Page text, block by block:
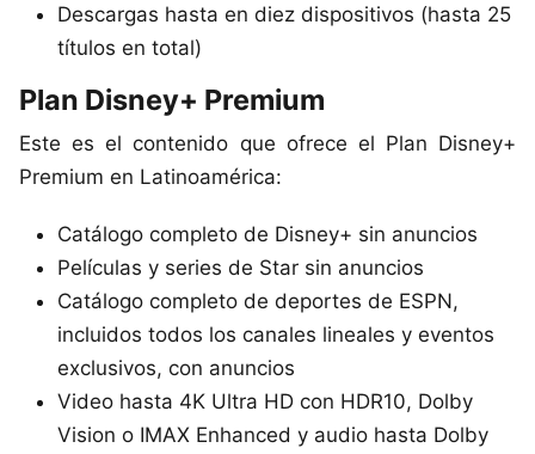
experiencia del usuario. Al continuar usando
nuestro sitio web, usted acepta el uso de todas
las cookies de acuerdo con nuestra Política de
Cookies. Leer más
Descargas hasta en diez dispositivos (hasta 25
títulos en total)
Plan Disney+ Premium
Este es el contenido que ofrece el Plan Disney+
Premium en Latinoamérica:
Catálogo completo de Disney+ sin anuncios
Películas y series de Star sin anuncios
Catálogo completo de deportes de ESPN,
incluidos todos los canales lineales y eventos
exclusivos, con anuncios
Video hasta 4K Ultra HD con HDR10, Dolby
Vision o IMAX Enhanced y audio hasta Dolby